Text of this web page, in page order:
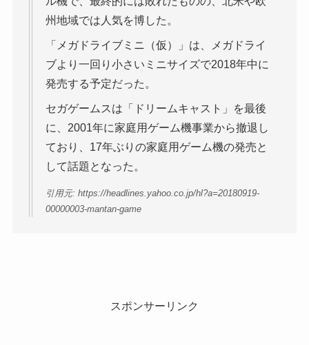
州地域では人気を博した。
「メガドライブミニ（仮）」は、メガドライ
ブより一回り小さいミニサイズで2018年中に
発売する予定だった。
セガゲームスは「ドリームキャスト」を最後
に、2001年に家庭用ゲーム機事業から撤退し
ており、17年ぶりの家庭用ゲーム機の発売と
して話題となった。
引用元: https://headlines.yahoo.co.jp/hl?a=20180919-
00000003-mantan-game
スポンサーリンク